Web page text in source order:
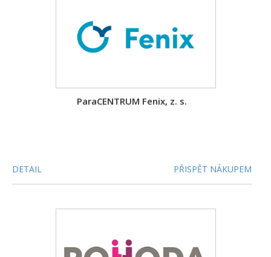
ParaCENTRUM Fenix, z. s.
DETAIL PŘISPĚT NÁKUPEM